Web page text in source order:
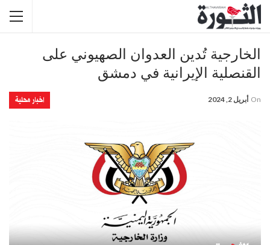
الخارجية تُدين العدوان الصهيوني على
القنصلية الإيرانية في دمشق
اخبار محلية On أبريل 2, 2024